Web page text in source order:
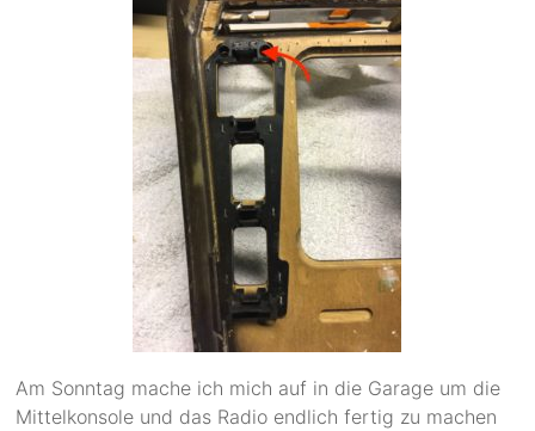
Am Sonntag mache ich mich auf in die Garage um die
Mittelkonsole und das Radio endlich fertig zu machen